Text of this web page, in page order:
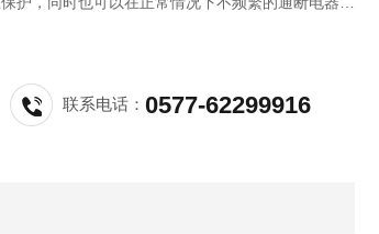
联系电话：0577-62299916